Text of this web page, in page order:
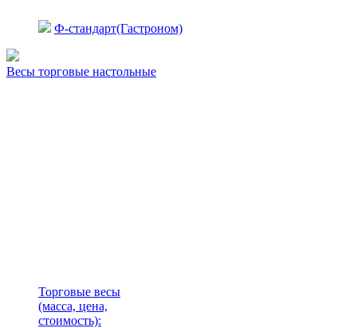
Ф-стандарт(Гастроном)
Весы торговые настольные
Торговые весы
(масса, цена,
стоимость):